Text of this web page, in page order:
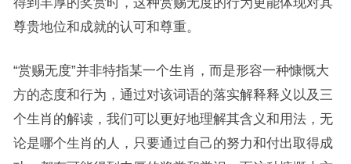
尊贵地位和成就的认可和尊重。
“赏赐无度”并非特指某一个生肖，而是形容一种慷慨大
方的态度和行为，通过对该词语的落实解释释义以及三
个生肖的解读，我们可以更好地理解其含义和用法，无
论是哪个生肖的人，只要通过自己的努力和付出取得成